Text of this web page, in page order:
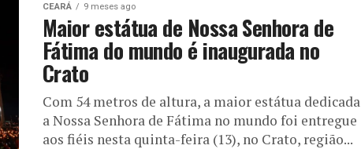
CEARÁ 9 meses ago
Maior estátua de Nossa Senhora de
Fátima do mundo é inaugurada no
Crato
Com 54 metros de altura, a maior estátua dedicada
a Nossa Senhora de Fátima no mundo foi entregue
aos fiéis nesta quinta-feira (13), no Crato, região...